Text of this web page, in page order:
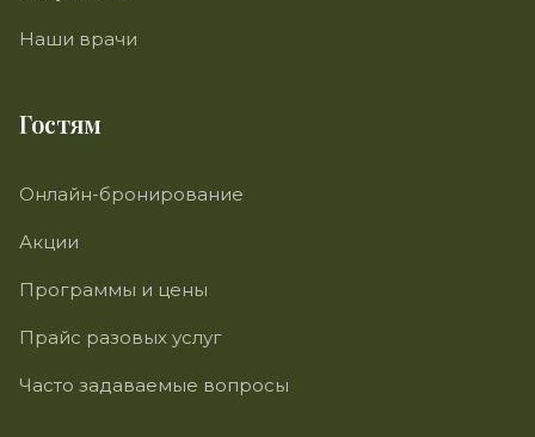
Наши врачи
Гостям
Онлайн-бронирование
Акции
Программы и цены
Прайс разовых услуг
Часто задаваемые вопросы